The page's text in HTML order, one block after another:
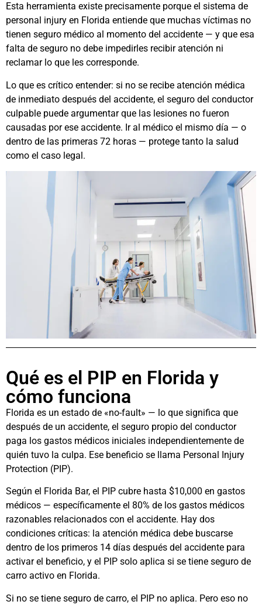
Esta herramienta existe precisamente porque el sistema de
personal injury en Florida entiende que muchas víctimas no
tienen seguro médico al momento del accidente — y que esa
falta de seguro no debe impedirles recibir atención ni
reclamar lo que les corresponde.
Lo que es crítico entender: si no se recibe atención médica
de inmediato después del accidente, el seguro del conductor
culpable puede argumentar que las lesiones no fueron
causadas por ese accidente. Ir al médico el mismo día — o
dentro de las primeras 72 horas — protege tanto la salud
como el caso legal.
Qué es el PIP en Florida y
cómo funciona
Florida es un estado de «no-fault» — lo que significa que
después de un accidente, el seguro propio del conductor
paga los gastos médicos iniciales independientemente de
quién tuvo la culpa. Ese beneficio se llama Personal Injury
Protection (PIP).
Según el Florida Bar, el PIP cubre hasta $10,000 en gastos
médicos — específicamente el 80% de los gastos médicos
razonables relacionados con el accidente. Hay dos
condiciones críticas: la atención médica debe buscarse
dentro de los primeros 14 días después del accidente para
activar el beneficio, y el PIP solo aplica si se tiene seguro de
carro activo en Florida.
Si no se tiene seguro de carro, el PIP no aplica. Pero eso no